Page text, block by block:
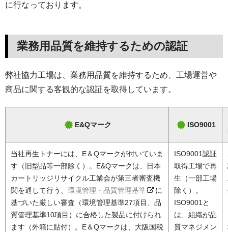
に行なっております。
業務用品質を維持するための認証
弊社協力工場は、業務用品質を維持するため、工場運営や
商品に関する客観的な認証を取得しています。
E&Qマーク ISO9001
当社再生トナーには、E＆Qマークが付いていま
す（旧型品等一部除く）。E&Qマークは、日本
カートリッジリサイクル工業会が第三者審査機
関を通して行う、 環境管理・品質管理基準
に
基づいた厳しい審査（環境管理基準27項目、品
質管理基準10項目）に合格した製品に付けられ
ます（外箱に貼付）。E＆Qマークは、大阪国税
ISO9001認証
取得工場で再
生（一部工場
除く）。
ISO9001と
は、組織が品
質マネジメン